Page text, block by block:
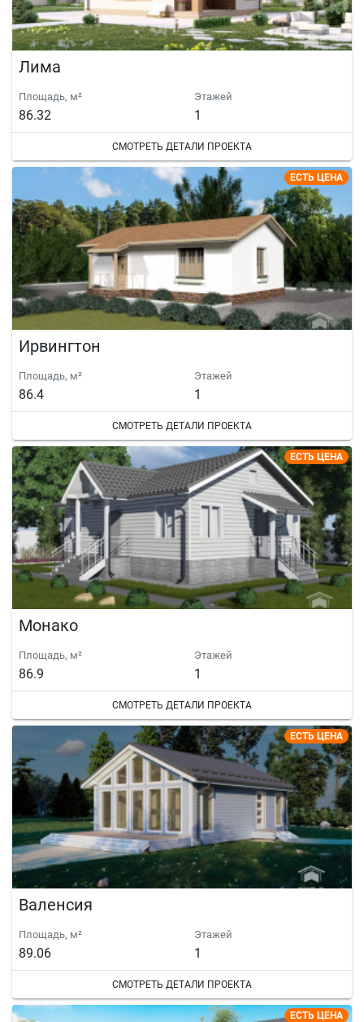
Лима
Площадь, м²
86.32
Этажей
1
СМОТРЕТЬ ДЕТАЛИ ПРОЕКТА
ЕСТЬ ЦЕНА
Ирвингтон
Площадь, м²
86.4
Этажей
1
СМОТРЕТЬ ДЕТАЛИ ПРОЕКТА
ЕСТЬ ЦЕНА
Монако
Площадь, м²
86.9
Этажей
1
СМОТРЕТЬ ДЕТАЛИ ПРОЕКТА
ЕСТЬ ЦЕНА
Валенсия
Площадь, м²
89.06
Этажей
1
СМОТРЕТЬ ДЕТАЛИ ПРОЕКТА
ЕСТЬ ЦЕНА